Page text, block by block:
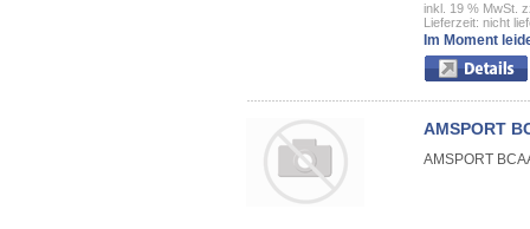
inkl. 19 % MwSt.
Lieferzeit: nicht
Im Moment
AMSPORT
AMSPORT